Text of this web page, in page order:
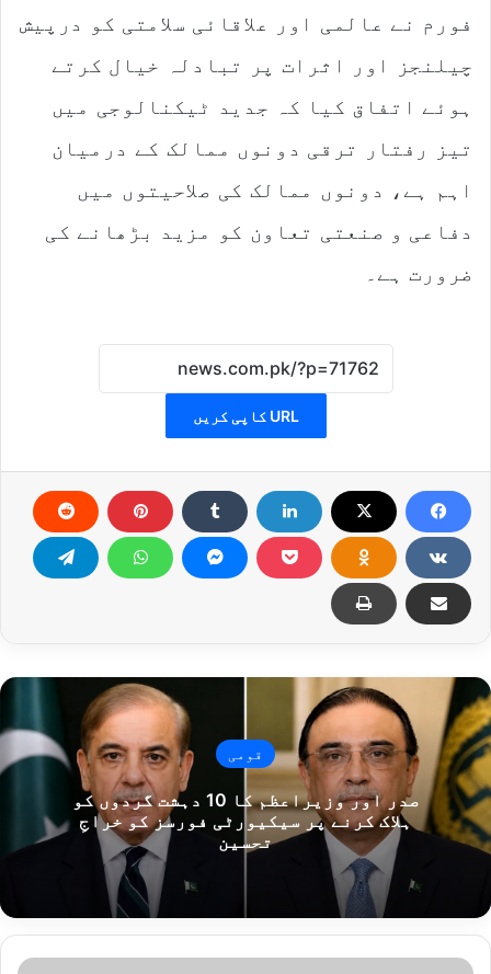
فورم نے عالمی اور علاقائی سلامتی کو درپیش
چیلنجز اور اثرات پر تبادلہ خیال کرتے
ہوئے اتفاق کیا کہ جدید ٹیکنالوجی میں
تیز رفتار ترقی دونوں ممالک کے درمیان
اہم ہے، دونوں ممالک کی صلاحیتوں میں
دفاعی و صنعتی تعاون کو مزید بڑھانے کی
ضرورت ہے۔
URL کاپی کریں
قومی
صدر اور وزیراعظم کا 10 دہشت گردوں کو
ہلاک کرنے پر سیکیورٹی فورسز کو خراجِ
تحسین
پ